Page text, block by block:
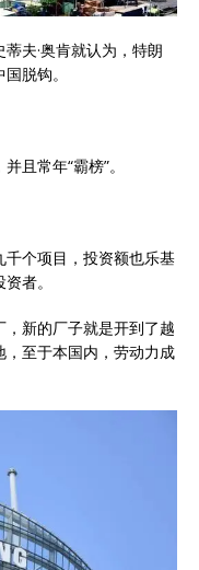
夫·奥肯就认为，特朗
脱钩。
且常年“霸榜”。
个项目，投资额也乐基
者。
新的厂子就是开到了越
至于本国内，劳动力成